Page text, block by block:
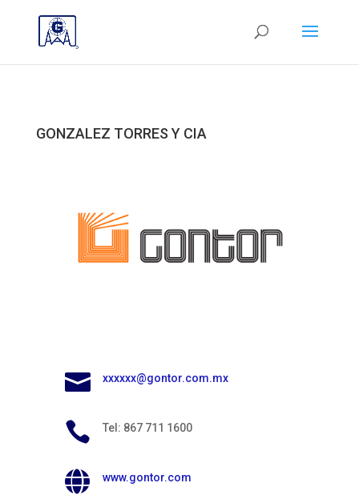
GONZALEZ TORRES Y CIA
 xxxxxx@gontor.com.mx
 Tel: 867 711 1600
 www.gontor.com